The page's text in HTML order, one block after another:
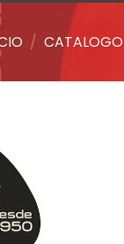
/ CATALOGO